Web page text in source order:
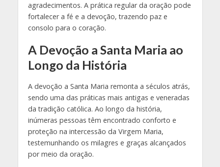
agradecimentos. A prática regular da oração pode
fortalecer a fé e a devoção, trazendo paz e
consolo para o coração.
A Devoção a Santa Maria ao
Longo da História
A devoção a Santa Maria remonta a séculos atrás,
sendo uma das práticas mais antigas e veneradas
da tradição católica. Ao longo da história,
inúmeras pessoas têm encontrado conforto e
proteção na intercessão da Virgem Maria,
testemunhando os milagres e graças alcançados
por meio da oração.